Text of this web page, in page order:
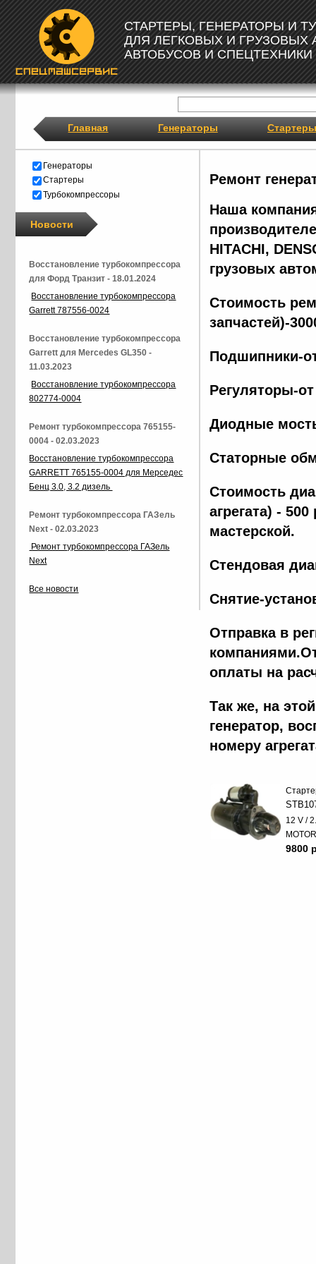
СТАРТЕРЫ, ГЕНЕРАТОРЫ И
ДЛЯ ЛЕГКОВЫХ И ГРУЗОВЫХ
АВТОБУСОВ И СПЕЦТЕХНИКИ
Главная Генераторы Стартеры
Ремонт
Наша
HITACHI,
грузовых
Стоимость
запчастей)-
Подшипники-
Регуляторы-
Диодные
Статорные
Стоимость
агрегата) -
мастерской.
Стендовая
Снятие-
Отправка в
оплаты на
Так же, на
генератор,
номеру
12 V /
9800
Генераторы
Стартеры
Турбокомпрессоры
Новости
Восстановление турбокомпрессора
для Форд Транзит - 18.01.2024
Восстановление турбокомпрессора
Garrett 787556-0024
Восстановление турбокомпрессора
Garrett для Mercedes GL350 -
11.03.2023
Восстановление турбокомпрессора
802774-0004
Ремонт турбокомпрессора 765155-
0004 - 02.03.2023
Восстановление турбокомпрессора
GARRETT 765155-0004 для Мерседес
Бенц 3.0, 3.2 дизель
Ремонт турбокомпрессора ГАЗель
Next - 02.03.2023
Ремонт турбокомпрессора ГАЗель
Next
Все новости